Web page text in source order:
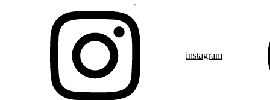
instagram